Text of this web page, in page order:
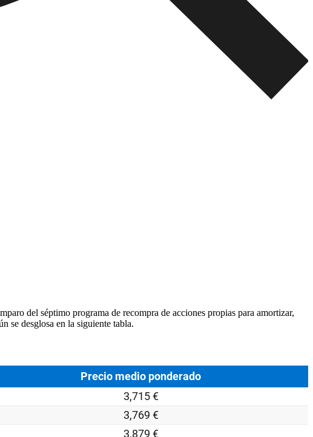
del séptimo programa de recompra de acciones propias para amortizar,
se desglosa en la siguiente tabla.